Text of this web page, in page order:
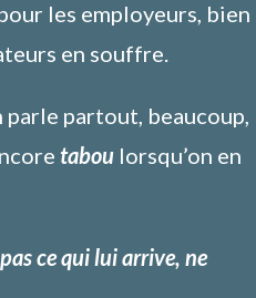
les employeurs, bien
en souffre.
partout, beaucoup,
tabou lorsqu’on en
ce qui lui arrive, ne